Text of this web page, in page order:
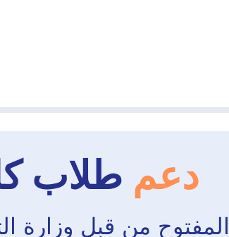
دعم طلاب
من قبل وزارة